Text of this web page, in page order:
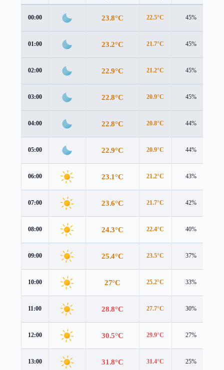
00:00 23.8°C 22.5°C 45%
01:00 23.2°C 21.7°C 45%
02:00 22.9°C 21.2°C 45%
03:00 22.8°C 20.9°C 45%
04:00 22.8°C 20.8°C 44%
05:00 22.9°C 20.9°C 44%
06:00 23.1°C 21.2°C 43%
07:00 23.6°C 21.7°C 42%
08:00 24.3°C 22.4°C 40%
09:00 25.4°C 23.5°C 37%
10:00 27°C 25.2°C 33%
11:00 28.8°C 27.7°C 30%
12:00 30.5°C 29.9°C 27%
13:00 31.8°C 31.4°C 25%